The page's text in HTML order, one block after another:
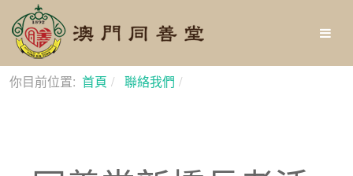
你目前位置: 首頁 聯絡我們